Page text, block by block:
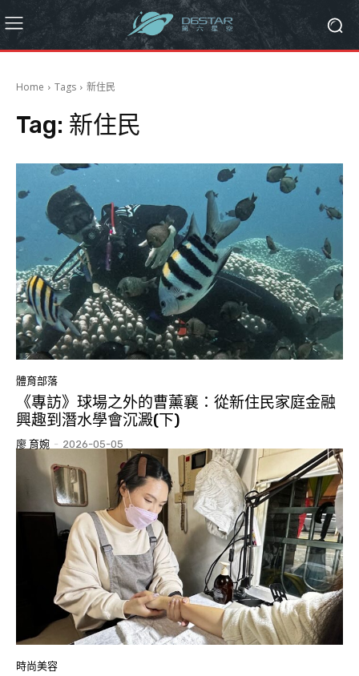
Home Tags 新住民
Tag: 新住民
體育部落
《專訪》球場之外的曹薰襄：從新住民家庭金融
興趣到潛水學會沉澱(下)
廖 育婉 - 2026-05-05
時尚美容